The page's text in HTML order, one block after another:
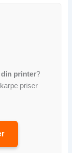
printer?
priser –